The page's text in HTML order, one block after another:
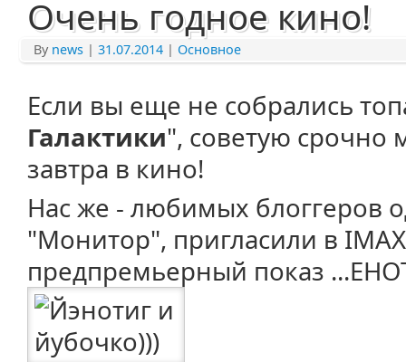
Очень годное кино!
By news | 31.07.2014 | Основное
Если вы еще не собрались
Галактики", советую срочно
завтра в кино!
Нас же - любимых блоггеров
"Монитор", пригласили в
предпремьерный показ